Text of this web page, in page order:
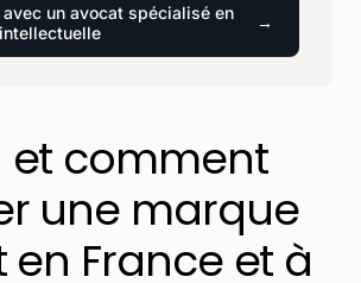
avec un avocat spécialisé en
et comment
une marque
France et à